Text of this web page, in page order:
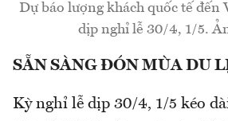
Dự báo lượng khách quốc tế đến
dịp nghỉ lễ 30/4, 1/5.
SẴN SÀNG ĐÓN MÙA DU
Kỳ nghỉ lễ dịp 30/4, 1/5 kéo